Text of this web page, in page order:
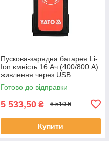
Пускова-зарядна батарея Li-
Ion ємність 16 Ач (400/800 А)
живлення через USB:
вихідний 9 В/ 2А Yato YT-
83085
Готово до відправки
5 533,50 ₴ 6 510 ₴
Купити